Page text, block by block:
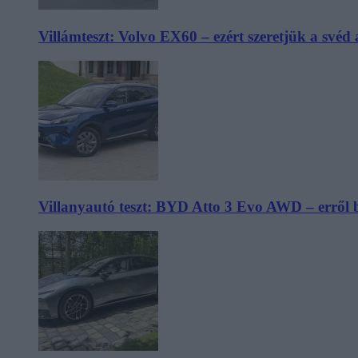
Villámteszt: Volvo EX60 – ezért szeretjük a svéd
Villanyautó teszt: BYD Atto 3 Evo AWD – erről